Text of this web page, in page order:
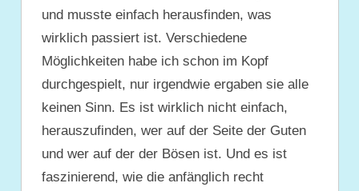
und musste einfach herausfinden, was
wirklich passiert ist. Verschiedene
Möglichkeiten habe ich schon im Kopf
durchgespielt, nur irgendwie ergaben sie alle
keinen Sinn. Es ist wirklich nicht einfach,
herauszufinden, wer auf der Seite der Guten
und wer auf der der Bösen ist. Und es ist
faszinierend, wie die anfänglich recht